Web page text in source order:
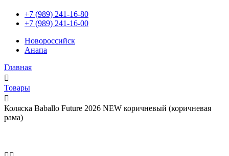
+7 (989) 241-16-80
+7 (989) 241-16-00
Новороссийск
Анапа
Главная
Товары
Коляска Baballo Future 2026 NEW коричневый (коричневая
рама)